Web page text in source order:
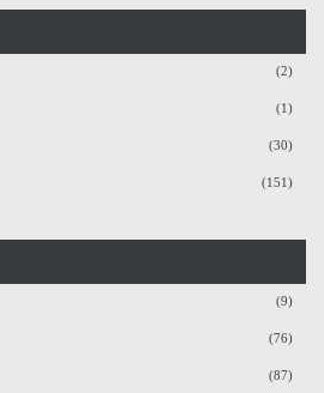
(2)
(1)
(30)
(151)
(9)
(76)
(87)